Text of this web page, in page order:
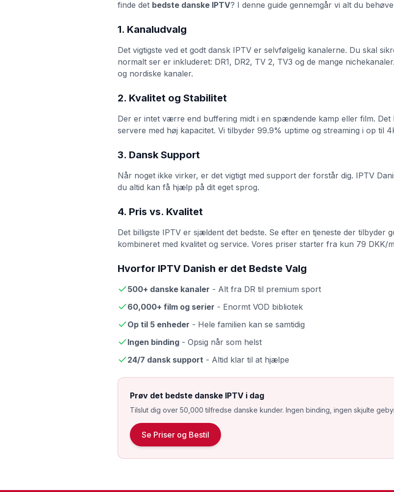
finde det bedste danske IPTV? I denne guide gennemgår vi alt du
1. Kanaludvalg
Det vigtigste ved et godt dansk IPTV er selvfølgelig kanalerne. Du skal
normalt ser er inkluderet: DR1, DR2, TV 2, TV3 og de mange
og nordiske kanaler.
2. Kvalitet og Stabilitet
Der er intet værre end buffering midt i en spændende kamp eller film. Det
servere med høj kapacitet. Vi tilbyder 99.9% uptime og streaming i op til
3. Dansk Support
Når noget ikke virker, er det vigtigt med support der forstår dig. IPTV
du altid kan få hjælp på dit eget sprog.
4. Pris vs. Kvalitet
Det billigste IPTV er sjældent det bedste. Se efter en tjeneste der tilbyder
kombineret med kvalitet og service. Vores priser starter fra kun 79 DKK/
Hvorfor IPTV Danish er det Bedste Valg
500+ danske kanaler - Alt fra DR til premium sport
60,000+ film og serier - Enormt VOD bibliotek
Op til 5 enheder - Hele familien kan se samtidig
Ingen binding - Opsig når som helst
24/7 dansk support - Altid klar til at hjælpe
Prøv det bedste danske IPTV i dag
Tilslut dig over 50,000 tilfredse danske kunder. Ingen binding, ingen skjulte
Se Priser og Bestil